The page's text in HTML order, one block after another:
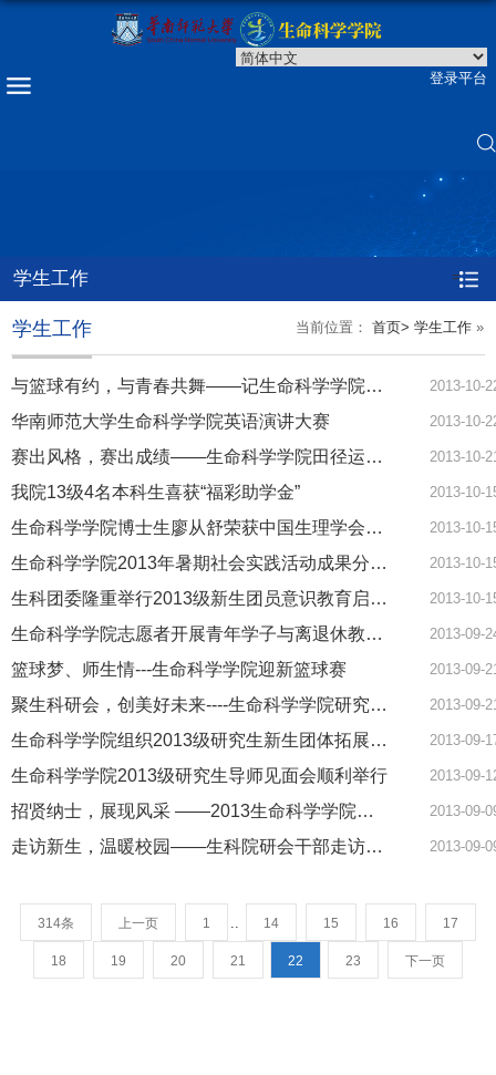
登录平台
学生工作 =
当前位置： 首页> 学生工作 »
学生工作
与篮球有约，与青春共舞——记生命科学学院篮球训练赛 2013-10-
华南师范大学生命科学学院英语演讲大赛 2013-10-
赛出风格，赛出成绩——生命科学学院田径运动会圆满结束 2013-10-
我院13级4名本科生喜获“福彩助学金” 2013-10-
生命科学学院博士生廖从舒荣获中国生理学会张锡钧基金优秀生理学学术论文奖 2013-10-
生命科学学院2013年暑期社会实践活动成果分享会圆满举行 2013-10-
生科团委隆重举行2013级新生团员意识教育启动仪式 2013-10-
生命科学学院志愿者开展青年学子与离退休教师关爱互助行动 2013-09-
篮球梦、师生情---生命科学学院迎新篮球赛 2013-09-
聚生科研会，创美好未来----生命科学学院研究生会新干事技能培训大会 2013-09-
生命科学学院组织2013级研究生新生团体拓展活动 2013-09-
生命科学学院2013级研究生导师见面会顺利举行 2013-09-
招贤纳士，展现风采 ——2013生命科学学院研究生会招新 2013-09-
走访新生，温暖校园——生科院研会干部走访新生活动 2013-09-
314条 上一页 1 .. 14 15 16 17
18 19 20 21 22 23 下一页